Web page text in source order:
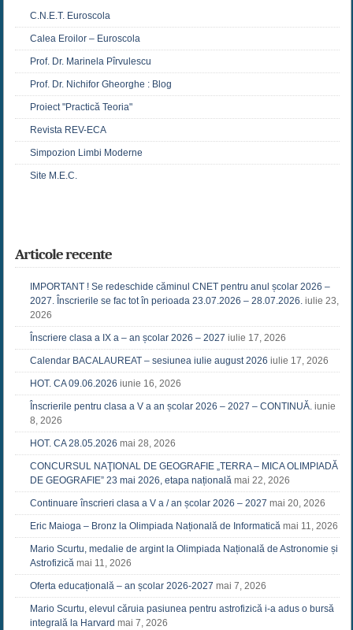
C.N.E.T. Euroscola
Calea Eroilor – Euroscola
Prof. Dr. Marinela Pîrvulescu
Prof. Dr. Nichifor Gheorghe : Blog
Proiect "Practică Teoria"
Revista REV-ECA
Simpozion Limbi Moderne
Site M.E.C.
Articole recente
IMPORTANT ! Se redeschide căminul CNET pentru anul școlar 2026 –
2027. Înscrierile se fac tot în perioada 23.07.2026 – 28.07.2026. iulie 23,
2026
Înscriere clasa a IX a – an școlar 2026 – 2027 iulie 17, 2026
Calendar BACALAUREAT – sesiunea iulie august 2026 iulie 17, 2026
HOT. CA 09.06.2026 iunie 16, 2026
Înscrierile pentru clasa a V a an școlar 2026 – 2027 – CONTINUĂ. iunie
8, 2026
HOT. CA 28.05.2026 mai 28, 2026
CONCURSUL NAŢIONAL DE GEOGRAFIE „TERRA – MICA OLIMPIADĂ
DE GEOGRAFIE” 23 mai 2026, etapa națională mai 22, 2026
Continuare înscrieri clasa a V a / an școlar 2026 – 2027 mai 20, 2026
Eric Maioga – Bronz la Olimpiada Națională de Informatică mai 11, 2026
Mario Scurtu, medalie de argint la Olimpiada Națională de Astronomie și
Astrofizică mai 11, 2026
Oferta educațională – an școlar 2026-2027 mai 7, 2026
Mario Scurtu, elevul căruia pasiunea pentru astrofizică i-a adus o bursă
integrală la Harvard mai 7, 2026